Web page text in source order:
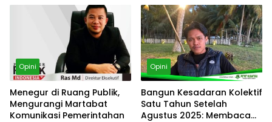
Opini
Menegur di Ruang Publik,
Mengurangi Martabat
Komunikasi Pemerintahan
Opini
Bangun Kesadaran Kolektif
Satu Tahun Setelah
Agustus 2025: Membaca